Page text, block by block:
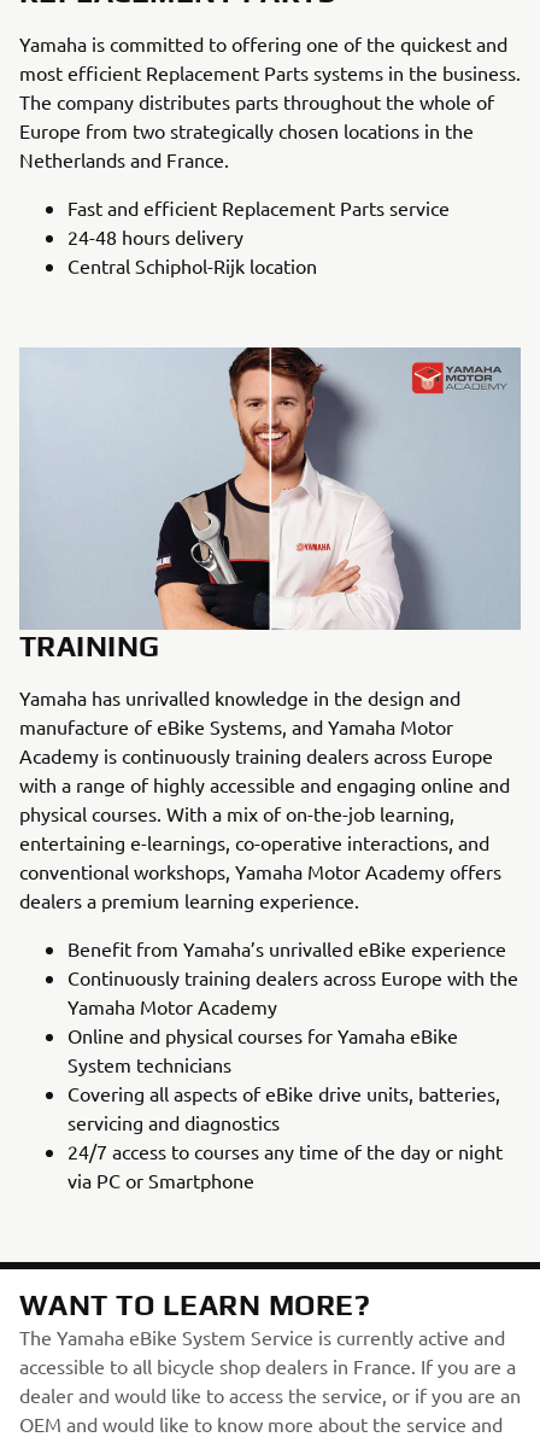
Yamaha is committed to offering one of the quickest and
most efficient Replacement Parts systems in the business.
The company distributes parts throughout the whole of
Europe from two strategically chosen locations in the
Netherlands and France.
Fast and efficient Replacement Parts service
24-48 hours delivery
Central Schiphol-Rijk location
TRAINING
Yamaha has unrivalled knowledge in the design and
manufacture of eBike Systems, and Yamaha Motor
Academy is continuously training dealers across Europe
with a range of highly accessible and engaging online and
physical courses. With a mix of on-the-job learning,
entertaining e-learnings, co-operative interactions, and
conventional workshops, Yamaha Motor Academy offers
dealers a premium learning experience.
Benefit from Yamaha’s unrivalled eBike experience
Continuously training dealers across Europe with the
Yamaha Motor Academy
Online and physical courses for Yamaha eBike
System technicians
Covering all aspects of eBike drive units, batteries,
servicing and diagnostics
24/7 access to courses any time of the day or night
via PC or Smartphone
WANT TO LEARN MORE?
The Yamaha eBike System Service is currently active and
accessible to all bicycle shop dealers in France. If you are a
dealer and would like to access the service, or if you are an
OEM and would like to know more about the service and